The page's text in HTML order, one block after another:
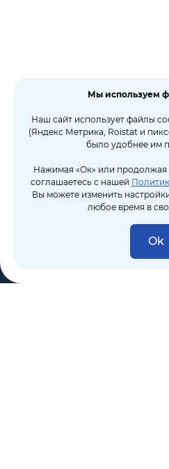
Мы используем
Наш сайт использует файлы
(Яндекс Метрика, Roistat и
было удобнее им
Нажимая «Ок» или продолжая
соглашаетесь с нашей
Вы можете изменить
любое время в
Ok